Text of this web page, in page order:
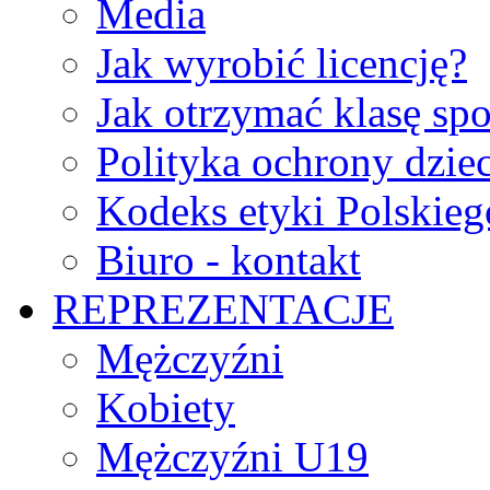
Media
Jak wyrobić licencję?
Jak otrzymać klasę
Polityka ochrony
Kodeks etyki
Biuro - kontakt
REPREZENTACJE
Mężczyźni
Kobiety
Mężczyźni U19